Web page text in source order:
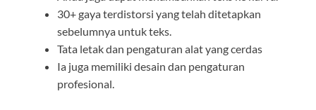
30+ gaya terdistorsi yang telah ditetapkan
sebelumnya untuk teks.
Tata letak dan pengaturan alat yang cerdas
Ia juga memiliki desain dan pengaturan
profesional.